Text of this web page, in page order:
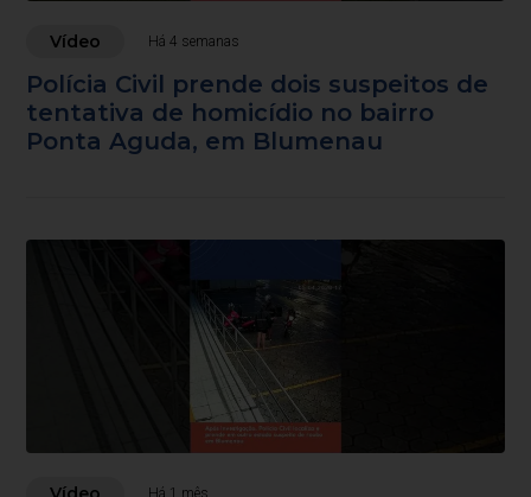
Vídeo Há 4 semanas
Polícia Civil prende dois suspeitos de
tentativa de homicídio no bairro
Ponta Aguda, em Blumenau
Há 1 mês